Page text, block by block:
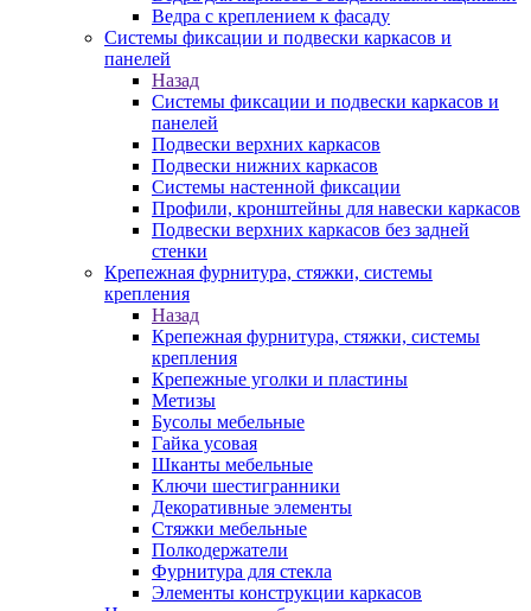
Ведра с креплением к фасаду
Системы фиксации и подвески каркасов и
панелей
Назад
Системы фиксации и подвески каркасов и
панелей
Подвески верхних каркасов
Подвески нижних каркасов
Системы настенной фиксации
Профили, кронштейны для навески каркасов
Подвески верхних каркасов без задней
стенки
Крепежная фурнитура, стяжки, системы
крепления
Назад
Крепежная фурнитура, стяжки, системы
крепления
Крепежные уголки и пластины
Метизы
Бусолы мебельные
Гайка усовая
Шканты мебельные
Ключи шестигранники
Декоративные элементы
Стяжки мебельные
Полкодержатели
Фурнитура для стекла
Элементы конструкции каркасов